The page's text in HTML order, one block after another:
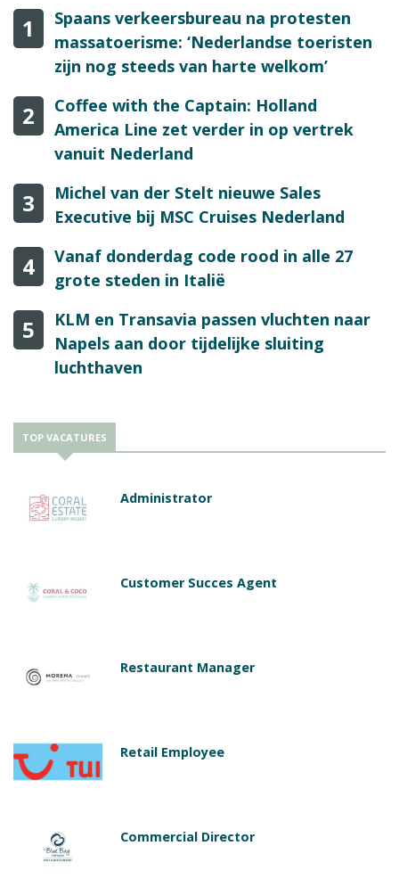
1
Spaans verkeersbureau na protesten
massatoerisme: ‘Nederlandse toeristen
zijn nog steeds van harte welkom’
2
Coffee with the Captain: Holland
America Line zet verder in op vertrek
vanuit Nederland
3
Michel van der Stelt nieuwe Sales
Executive bij MSC Cruises Nederland
4
Vanaf donderdag code rood in alle 27
grote steden in Italië
5
KLM en Transavia passen vluchten naar
Napels aan door tijdelijke sluiting
luchthaven
TOP VACATURES
Administrator
Customer Succes Agent
Restaurant Manager
Retail Employee
Commercial Director